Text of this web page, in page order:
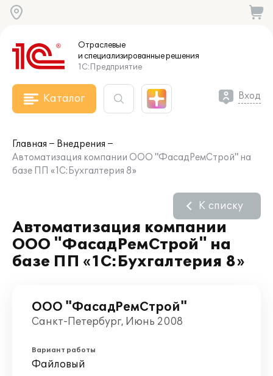
Отраслевые
и специализированныерешения
1С:Предприятие
Каталог Вход
Главная
Внедрения
Автоматизация компании ООО "ФасадРемСтрой" на
базе ПП «1С:Бухгалтерия 8»
Автоматизация компании
ООО "ФасадРемСтрой" на
базе ПП «1С:Бухгалтерия 8»
К списку
ООО "ФасадРемСтрой"
Санкт-Петербург, Июнь 2008
Вариант работы
Файловый